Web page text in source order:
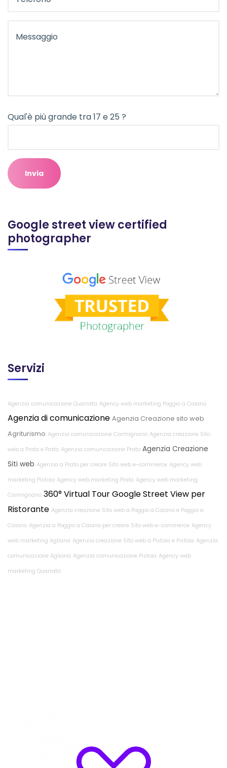
Qual'è più grande tra 17 e 25 ?
Google street view certified
photographer
Servizi
Agenzia comunicazione Quarrata Agency web marketing Poggio a Caiano
Agenzia di comunicazione Agenzia Creazione sito web
Agriturismo Agenzia comunicazione Carmignano Agenzia creazione Sito
web a Prato e Prato Agenzia comunicazione Prato Agenzia Creazione
Siti web Agenzia a Prato per creare Sito web e-commerce Agency web
marketing Pistoia Agency web marketing Prato Agency web marketing
Carmignano 360° Virtual Tour Google Street View per
Ristorante Agenzia creazione Sito web a Poggio a Caiano e Poggio a
Caiano Agenzia a Poggio a Caiano per creare Sito web e-commerce Agency
web marketing Agliana Agenzia creazione Sito web a Pistoia e Pistoia Agenzia
comunicazione Agliana Agenzia comunicazione Pistoia Agency web
marketing Quarrata